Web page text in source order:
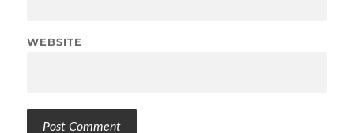
WEBSITE